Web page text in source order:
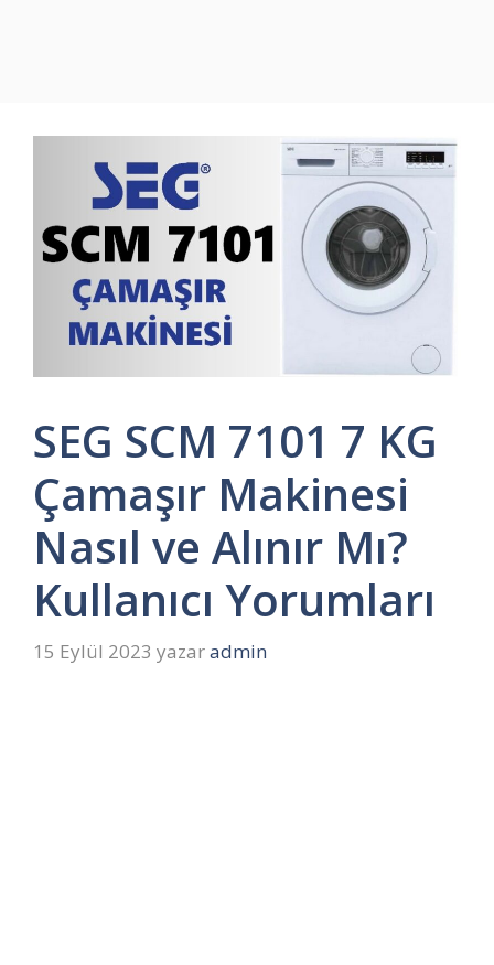
SEG SCM 7101 7 KG
Çamaşır Makinesi
Nasıl ve Alınır Mı?
Kullanıcı Yorumları
15 Eylül 2023 yazaradmin